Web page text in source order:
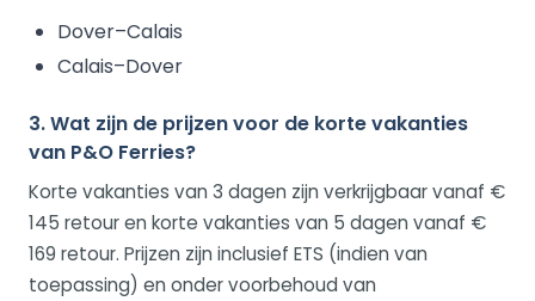
Dover–Calais
Calais–Dover
3. Wat zijn de prijzen voor de korte vakanties
van P&O Ferries?
Korte vakanties van 3 dagen zijn verkrijgbaar vanaf €
145 retour en korte vakanties van 5 dagen vanaf €
169 retour. Prijzen zijn inclusief ETS (indien van
toepassing) en onder voorbehoud van